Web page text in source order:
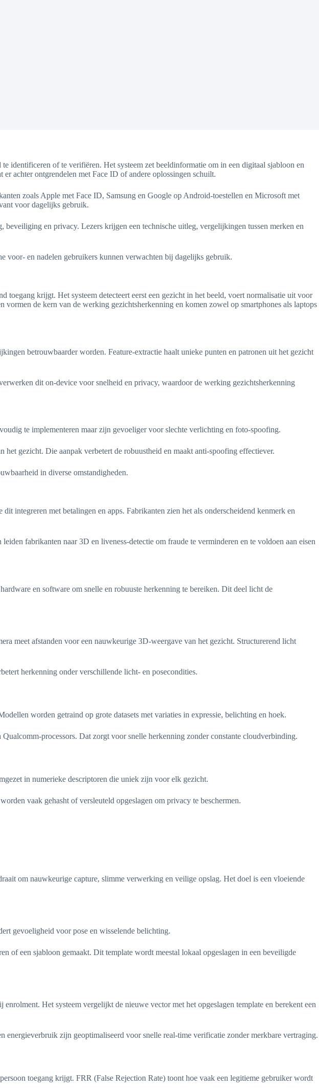
identificeren of te verifiëren. Het systeem zet beeldinformatie om in een digitaal sjabloon en
achter ontgrendelen met Face ID of andere oplossingen schuilt.
zoals Apple met Face ID, Samsung en Google op Android-toestellen en Microsoft met
voor dagelijks gebruik.
en privacy. Lezers krijgen een technische uitleg, vergelijkingen tussen merken en
voor- en nadelen gebruikers kunnen verwachten bij dagelijks gebruik.
toegang krijgt. Het systeem detecteert eerst een gezicht in het beeld, voert normalisatie uit voor
de kern van de werking gezichtsherkenning en komen zowel op smartphones als laptops
betrouwbaarder worden. Feature-extractie haalt unieke punten en patronen uit het gezicht
dit on-device voor snelheid en privacy, waardoor de werking gezichtsherkenning
te implementeren maar zijn gevoeliger voor slechte verlichting en foto-spoofing.
gezicht. Die aanpak verbetert de robuustheid en maakt anti-spoofing effectiever.
in diverse omstandigheden.
integreren met betalingen en apps. Fabrikanten zien het als onderscheidend kenmerk en
fabrikanten naar 3D en liveness-detectie om fraude te verminderen en te voldoen aan eisen
en software om snelle en robuuste herkenning te bereiken. Dit deel licht de
meet afstanden voor een nauwkeurige 3D-weergave van het gezicht. Structurerend licht
herkenning onder verschillende licht- en posecondities.
worden getraind op grote datasets met variaties in expressie, belichting en hoek.
processors. Dat zorgt voor snelle herkenning zonder constante cloudverbinding.
in numerieke descriptoren die uniek zijn voor elk gezicht.
vaak gehasht of versleuteld opgeslagen om privacy te beschermen.
om nauwkeurige capture, slimme verwerking en veilige opslag. Het doel is een vloeiende
gevoeligheid voor pose en wisselende belichting.
of een sjabloon gemaakt. Dit template wordt meestal lokaal opgeslagen in een beveiligde
Het systeem vergelijkt de nieuwe vector met het opgeslagen template en berekent een
energieverbruik zijn geoptimaliseerd voor snelle real-time verificatie zonder merkbare vertraging.
toegang krijgt. FRR (False Rejection Rate) toont hoe vaak een legitieme gebruiker wordt